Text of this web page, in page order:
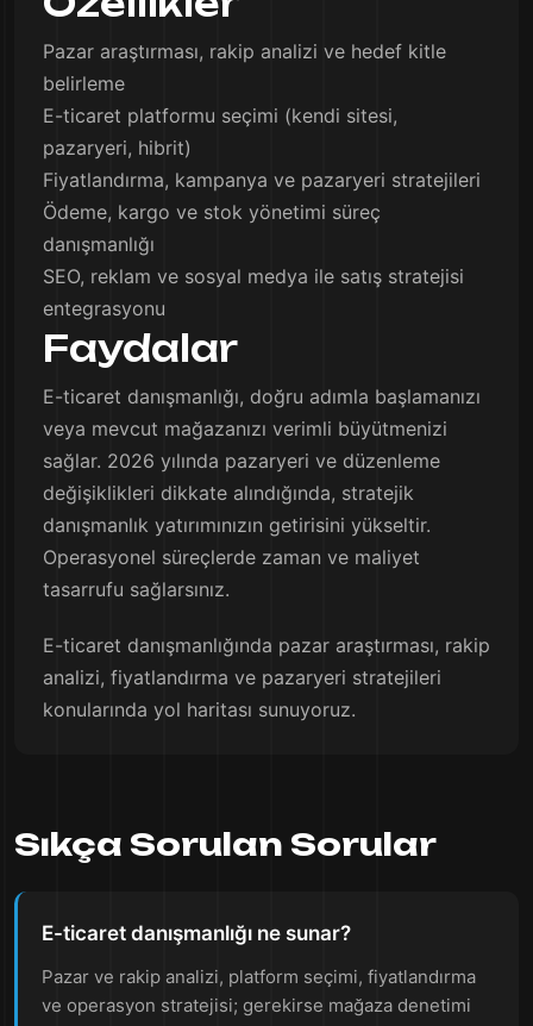
Pazar araştırması, rakip analizi ve hedef kitle
belirleme
E-ticaret platformu seçimi (kendi sitesi,
pazaryeri, hibrit)
Fiyatlandırma, kampanya ve pazaryeri stratejileri
Ödeme, kargo ve stok yönetimi süreç
danışmanlığı
SEO, reklam ve sosyal medya ile satış stratejisi
entegrasyonu
Faydalar
E-ticaret danışmanlığı, doğru adımla başlamanızı
veya mevcut mağazanızı verimli büyütmenizi
sağlar. 2026 yılında pazaryeri ve düzenleme
değişiklikleri dikkate alındığında, stratejik
danışmanlık yatırımınızın getirisini yükseltir.
Operasyonel süreçlerde zaman ve maliyet
tasarrufu sağlarsınız.
E-ticaret danışmanlığında pazar araştırması, rakip
analizi, fiyatlandırma ve pazaryeri stratejileri
konularında yol haritası sunuyoruz.
Sıkça Sorulan Sorular
E-ticaret danışmanlığı ne sunar?
Pazar ve rakip analizi, platform seçimi, fiyatlandırma
ve operasyon stratejisi; gerekirse mağaza denetimi